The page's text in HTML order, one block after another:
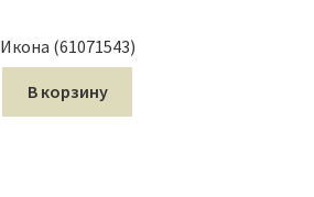
Икона (61071543)
В корзину